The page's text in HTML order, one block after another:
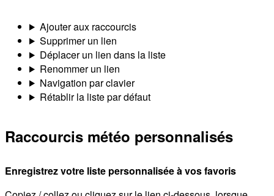
Ajouter aux raccourcis
Supprimer un lien
Déplacer un lien dans la liste
Renommer un lien
Navigation par clavier
Rétablir la liste par défaut
Raccourcis météo personnalisés
Enregistrez votre liste personnalisée à vos favoris